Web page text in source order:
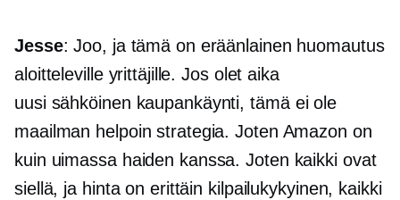
Jesse: Joo, ja tämä on eräänlainen huomautus
aloitteleville yrittäjille. Jos olet aika
uusi sähköinen kaupankäynti, tämä ei ole
maailman helpoin strategia. Joten Amazon on
kuin uimassa haiden kanssa. Joten kaikki ovat
siellä, ja hinta on erittäin kilpailukykyinen, kaikki